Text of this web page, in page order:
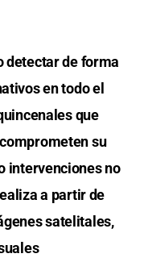
detectar de forma
en todo el
que
su
intervenciones no
a partir de
satelitales,